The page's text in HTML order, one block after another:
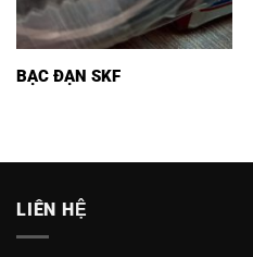
BẠC ĐẠN SKF
LIÊN HỆ